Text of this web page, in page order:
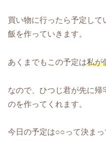
買い物に行ったら予定し
飯を作っていきます。
あくまでもこの予定は私が
なので、ひつじ君が先に帰
のを作ってくれます。
今日の予定は○○って決まっ